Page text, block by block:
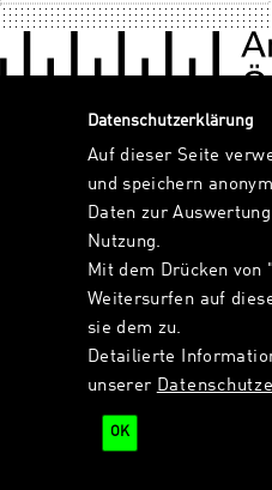
Datenschutzerklärung
Auf dieser Seite
und speichern
Daten zur
Nutzung.
Mit dem Drücken von
Weitersurfen auf
sie dem zu.
Detailierte
unserer
OK